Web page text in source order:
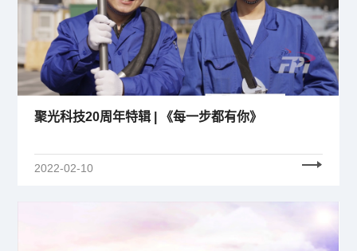
聚光科技20周年特辑 | 《每一步都有你》
2022-02-10